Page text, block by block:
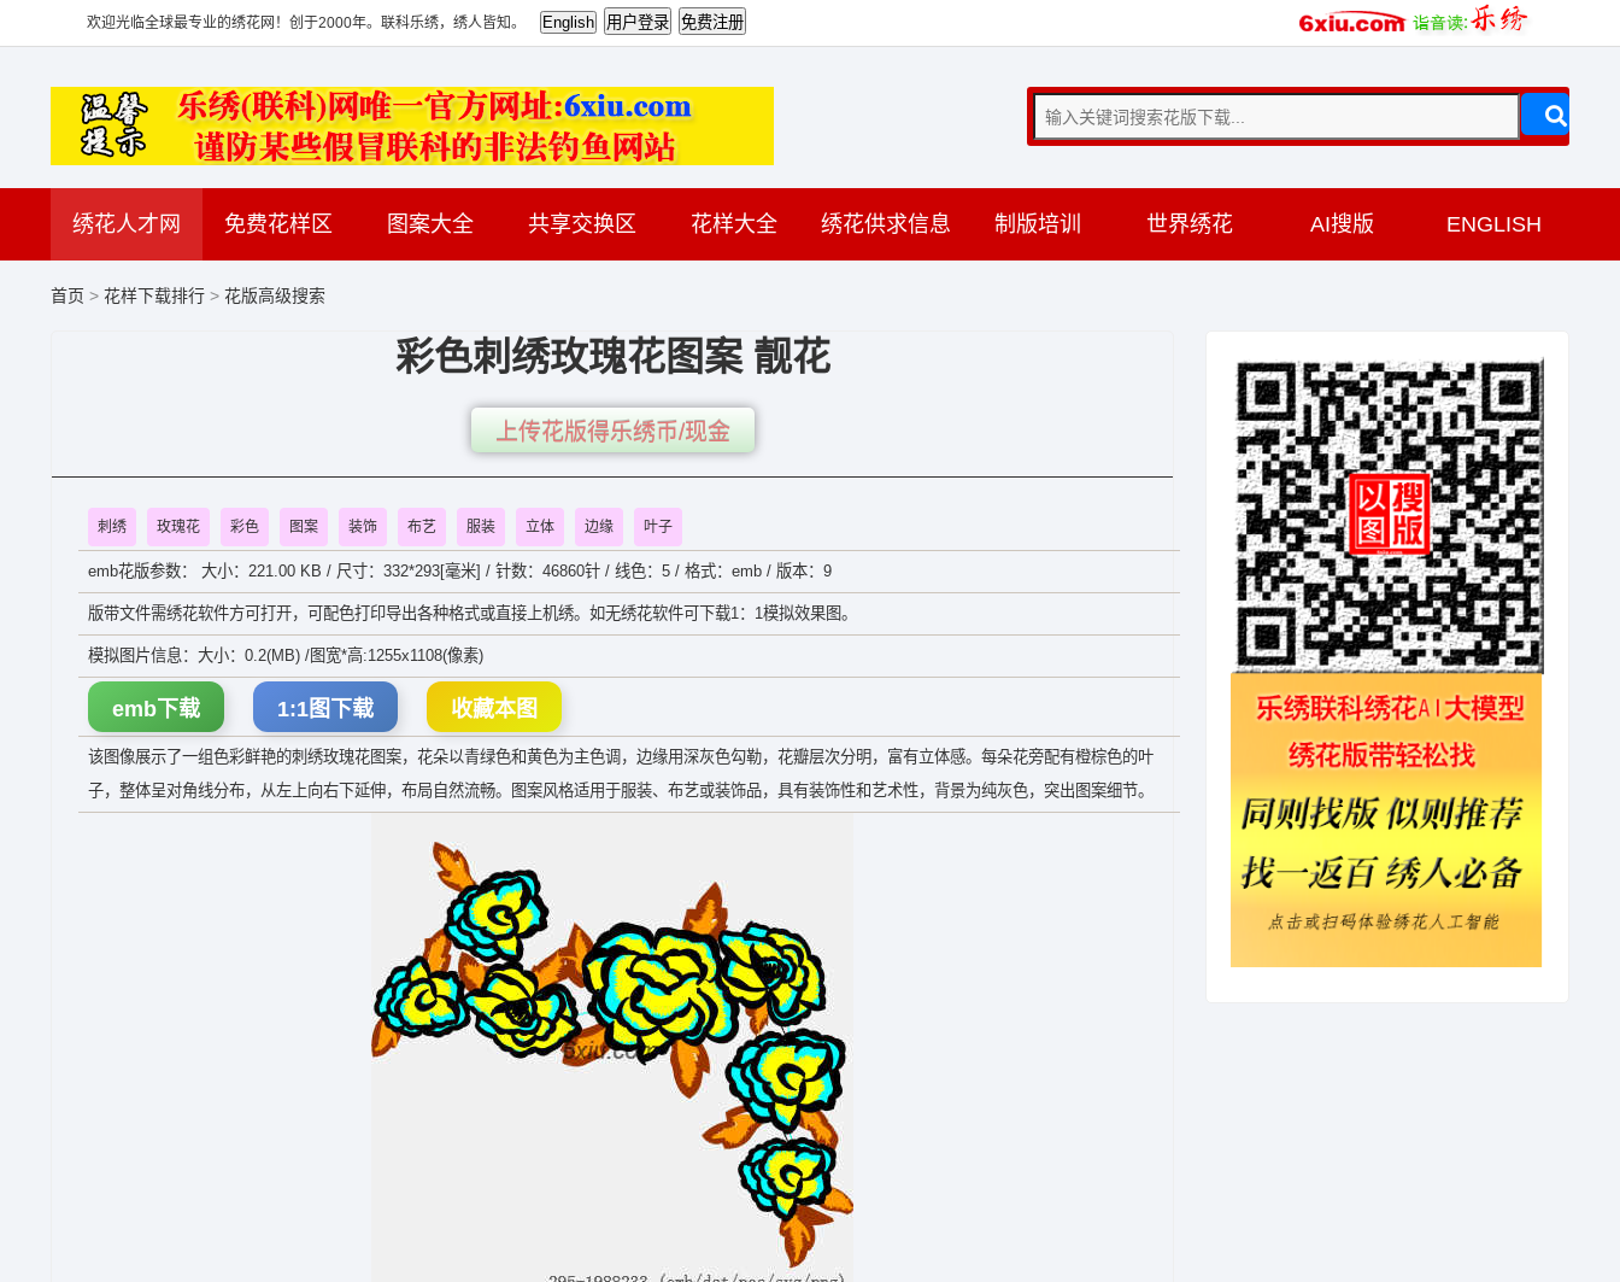
欢迎光临全球最专业的绣花网！创于2000年。联科乐绣，绣人皆知。
绣花人才网 免费花样区 图案大全 共享交换区 花样大全 绣花供求信息 制版培训 世界绣花 AI搜版 ENGLISH
首页 > 花样下载排行 > 花版高级搜索
彩色刺绣玫瑰花图案 靓花
上传花版得乐绣币/现金
刺绣 玫瑰花 彩色 图案 装饰 布艺 服装 立体 边缘 叶子
emb花版参数： 大小：221.00 KB / 尺寸：332*293[毫米] / 针数：46860针 / 线色：5 / 格式：emb / 版本：9
版带文件需绣花软件方可打开，可配色打印导出各种格式或直接上机绣。如无绣花软件可下载1：1模拟效果图。
模拟图片信息：大小：0.2(MB) /图宽*高:1255x1108(像素)
emb下载 1:1图下载 收藏本图
该图像展示了一组色彩鲜艳的刺绣玫瑰花图案，花朵以青绿色和黄色为主色调，边缘用深灰色勾勒，花瓣层次分明，富有立体感。每朵花旁配有橙棕色的叶
子，整体呈对角线分布，从左上向右下延伸，布局自然流畅。图案风格适用于服装、布艺或装饰品，具有装饰性和艺术性，背景为纯灰色，突出图案细节。